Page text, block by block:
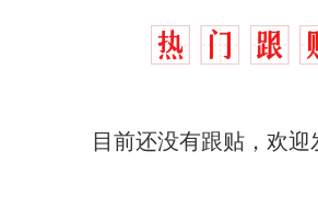
目前还没有跟贴，欢迎
因老师一句“跟我